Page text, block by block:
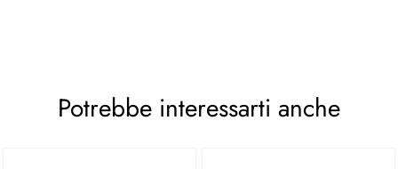
Potrebbe interessarti anche